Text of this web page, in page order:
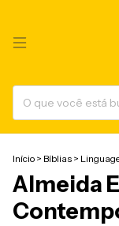
Início > Bíblias >
Almeida